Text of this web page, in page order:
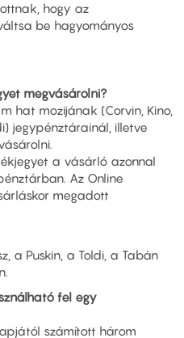
hogy az
be hagyományos
megvásárolni?
hat mozijának (Corvin, Kino,
jegypénztárainál, illetve
a vásárló azonnal
Az Online
megadott
a Puskin, a Toldi, a Tabán
fel egy
számított három